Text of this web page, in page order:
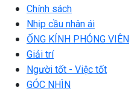
Chính sách
Nhịp cầu nhân ái
ỐNG KÍNH PHÓNG VIÊN
Giải trí
Người tốt - Việc tốt
GÓC NHÌN